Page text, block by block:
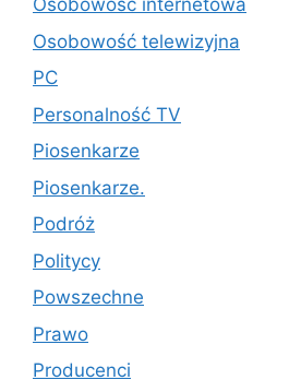
Osobowość internetowa
Osobowość telewizyjna
PC
Personalność TV
Piosenkarze
Piosenkarze.
Podróż
Politycy
Powszechne
Prawo
Producenci